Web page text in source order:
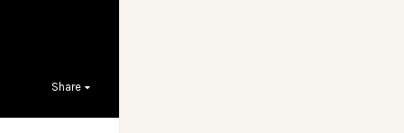
Share